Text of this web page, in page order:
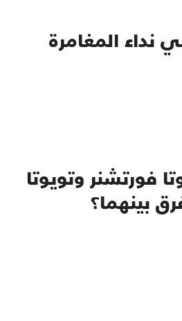
نداء المغامرة
فورتشنر وتويوتا
بينهما؟